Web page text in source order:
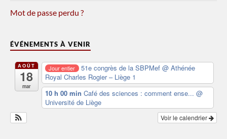
Mot de passe perdu ?
ÉVÉNEMENTS À VENIR
AOÛT
18
mar
Jour entier 51e congrès de la SBPMef@ Athénée
Royal Charles Rogier – Liège 1
10 h 00 min Café des sciences : comment ense... @
Université de Liège
Voir le calendrier